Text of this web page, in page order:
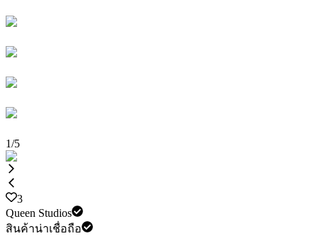
1/5
3
Queen Studios
สินค้าน่าเชื่อถือ